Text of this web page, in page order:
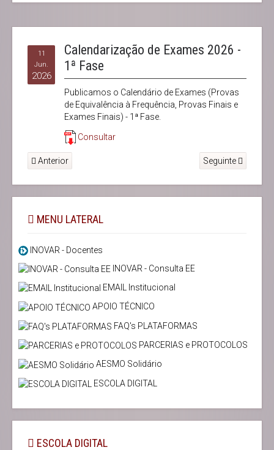
11
Jun.
2026
Calendarização de Exames 2026 -
1ª Fase
Publicamos o Calendário de Exames (Provas
de Equivalência à Frequência, Provas Finais e
Exames Finais) - 1ª Fase.
Consultar
Anterior Seguinte
MENU LATERAL
INOVAR - Docentes
INOVAR - Consulta EE
EMAIL Institucional
APOIO TÉCNICO
FAQ's PLATAFORMAS
PARCERIAS e PROTOCOLOS
AESMO Solidário
ESCOLA DIGITAL
ESCOLA DIGITAL